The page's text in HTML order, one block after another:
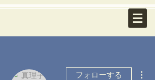
フォローする